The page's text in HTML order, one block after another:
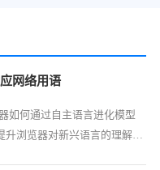
网络用语
如何通过自主语言进化模型
升浏览器对新兴语言的理解和